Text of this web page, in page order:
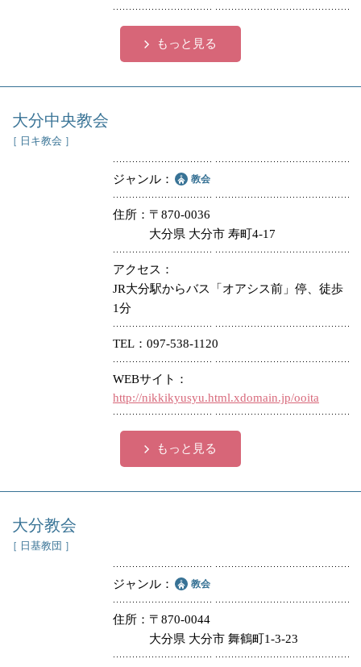
もっと見る
大分中央教会
［ 日キ教会 ］
ジャンル 教会
住所
〒870-0036
大分県 大分市 寿町4-17
アクセス
JR大分駅からバス「オアシス前」停、徒歩
1分
TEL 097-538-1120
WEBサイト
http://nikkikyusyu.html.xdomain.jp/ooita
もっと見る
大分教会
［ 日基教団 ］
ジャンル 教会
住所
〒870-0044
大分県 大分市 舞鶴町1-3-23